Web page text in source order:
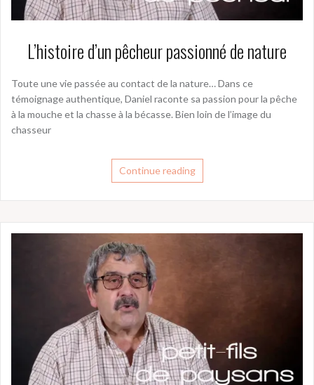
L’histoire d’un pêcheur passionné de nature
Toute une vie passée au contact de la nature… Dans ce
témoignage authentique, Daniel raconte sa passion pour la pêche
à la mouche et la chasse à la bécasse. Bien loin de l’image du
chasseur
Continue reading